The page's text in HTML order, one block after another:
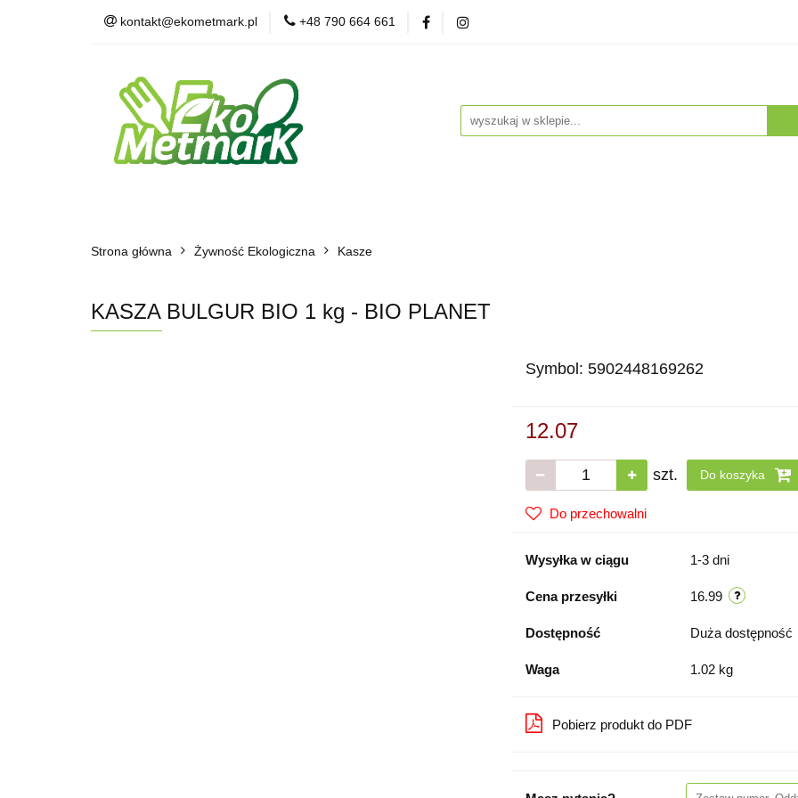
kontakt@ekometmark.pl +48 790 664 661
Dla Zwierząt BLOG POLECAMY
Żywność Ekologiczna Herbaty i Kawy
Witaminy i Suplementy
POLECAMY
Strona główna Żywność Ekologiczna Kasze
KASZA BULGUR BIO 1 kg - BIO PLANET
Symbol: 5902448169262
12.07
szt. Do koszyka
Do przechowalni
Wysyłka w ciągu 1-3 dni
Cena przesyłki 16.99
Dostępność Duża dostępność
Waga 1.02 kg
Pobierz produkt do PDF